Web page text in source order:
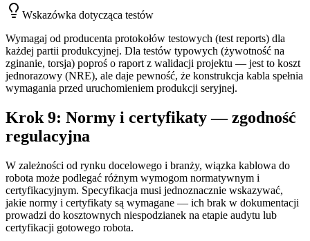
Wskazówka dotycząca testów
Wymagaj od producenta protokołów testowych (test reports) dla
każdej partii produkcyjnej. Dla testów typowych (żywotność na
zginanie, torsja) poproś o raport z walidacji projektu — jest to koszt
jednorazowy (NRE), ale daje pewność, że konstrukcja kabla spełnia
wymagania przed uruchomieniem produkcji seryjnej.
Krok 9: Normy i certyfikaty — zgodność
regulacyjna
W zależności od rynku docelowego i branży, wiązka kablowa do
robota może podlegać różnym wymogom normatywnym i
certyfikacyjnym. Specyfikacja musi jednoznacznie wskazywać,
jakie normy i certyfikaty są wymagane — ich brak w dokumentacji
prowadzi do kosztownych niespodzianek na etapie audytu lub
certyfikacji gotowego robota.